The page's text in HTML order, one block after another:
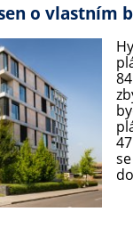
o vlastním